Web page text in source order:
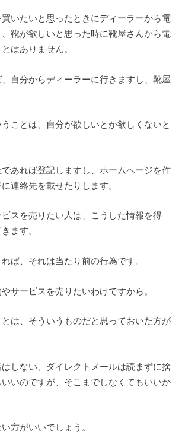
いたいと思ったときにディーラーから電
靴が欲しいと思った時に靴屋さんから電
はありません。
自分からディーラーに行きますし、靴屋
ことは、自分が欲しいとか欲しくないと
あれば登記しますし、ホームページを作
連絡先を載せたりします。
スを売りたい人は、こうした情報を得
ます。
ば、それは当たり前の行為です。
サービスを売りたいわけですから。
は、そういうものだと思っておいた方が
しない、ダイレクトメールは読まずに捨
いのですが、そこまでしなくてもいいか
方がいいでしょう。